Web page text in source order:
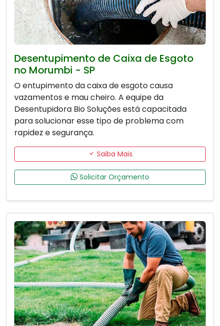
Desentupimento de Caixa de Esgoto
no Morumbi - SP
O entupimento da caixa de esgoto causa
vazamentos e mau cheiro. A equipe da
Desentupidora Bio Soluções está capacitada
para solucionar esse tipo de problema com
rapidez e segurança.
Saiba Mais
Solicitar Orçamento